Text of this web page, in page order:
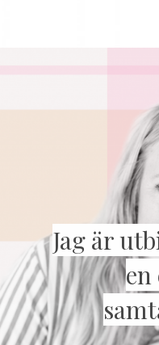
Jag är
en